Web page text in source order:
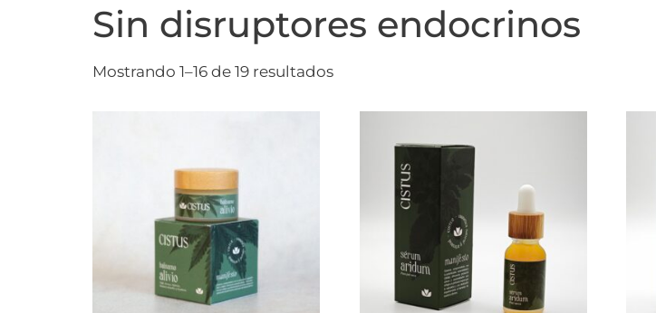
Sin disruptores endocrinos
Mostrando 1–16 de 19 resultados